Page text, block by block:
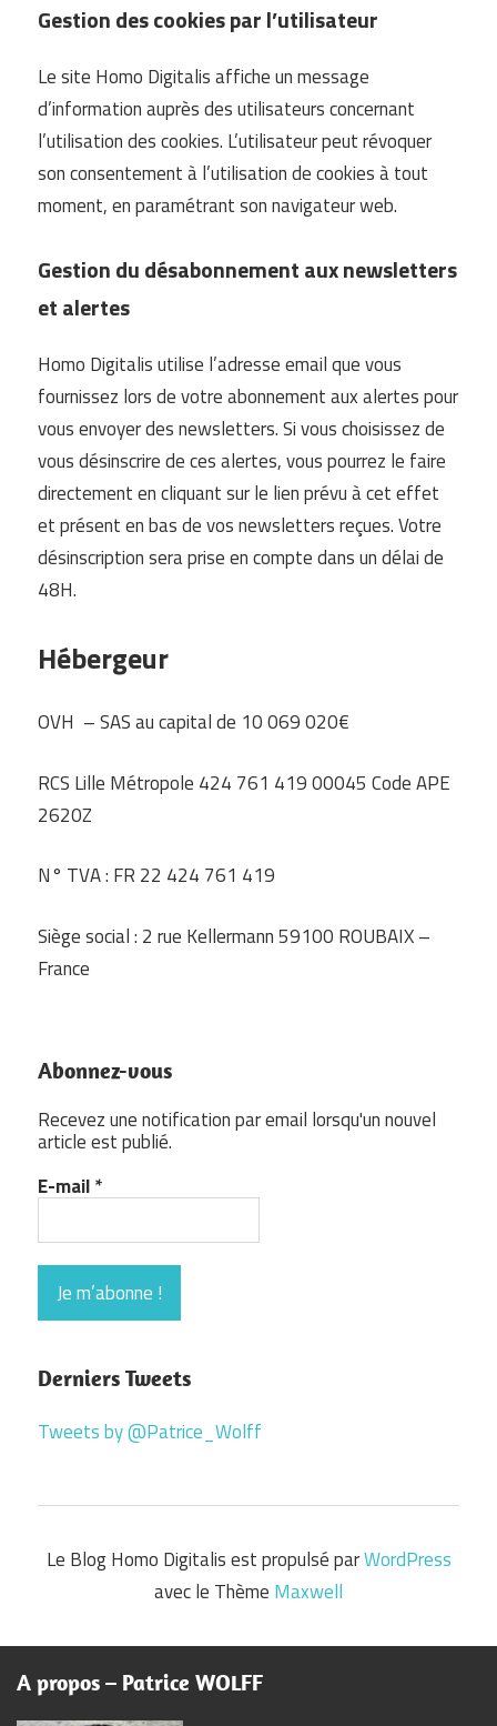
Gestion des cookies par l’utilisateur
Le site Homo Digitalis affiche un message
d’information auprès des utilisateurs concernant
l’utilisation des cookies. L’utilisateur peut révoquer
son consentement à l’utilisation de cookies à tout
moment, en paramétrant son navigateur web.
Gestion du désabonnement aux newsletters
et alertes
Homo Digitalis utilise l’adresse email que vous
fournissez lors de votre abonnement aux alertes pour
vous envoyer des newsletters. Si vous choisissez de
vous désinscrire de ces alertes, vous pourrez le faire
directement en cliquant sur le lien prévu à cet effet
et présent en bas de vos newsletters reçues. Votre
désinscription sera prise en compte dans un délai de
48H.
Hébergeur
OVH – SAS au capital de 10 069 020€
RCS Lille Métropole 424 761 419 00045 Code APE
2620Z
N° TVA : FR 22 424 761 419
Siège social : 2 rue Kellermann 59100 ROUBAIX –
France
Abonnez-vous
Recevez une notification par email lorsqu'un nouvel
article est publié.
E-mail*
Derniers Tweets
Tweets by @Patrice_Wolff
Le Blog Homo Digitalis est propulsé parWordPress
avec le Thème Maxwell
A propos – Patrice WOLFF